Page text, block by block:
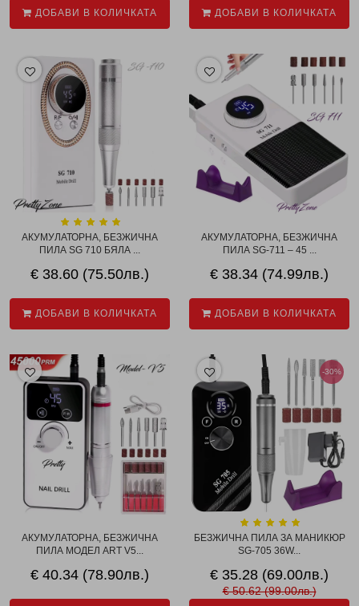
ДОБАВИ В КОЛИЧКАТА ДОБАВИ В КОЛИЧКАТА
АКУМУЛАТОРНА, БЕЗЖИЧНА
ПИЛА SG 710 БЯЛА ...
€ 38.60 (75.50лв.)
ДОБАВИ В КОЛИЧКАТА
АКУМУЛАТОРНА, БЕЗЖИЧНА
ПИЛА SG-711 – 45 ...
€ 38.34 (74.99лв.)
ДОБАВИ В КОЛИЧКАТА
АКУМУЛАТОРНА, БЕЗЖИЧНА
ПИЛА МОДЕЛ ART V5...
€ 40.34 (78.90лв.)
-30%
БЕЗЖИЧНА ПИЛА ЗА МАНИКЮР
SG-705 36W...
€ 35.28 (69.00лв.)
€ 50.62 (99.00лв.)